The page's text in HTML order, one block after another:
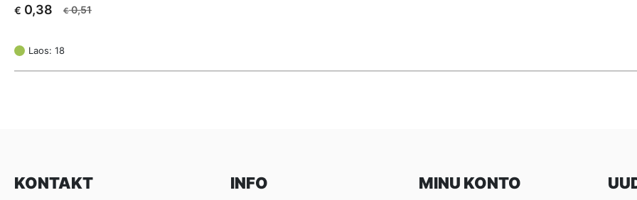
€0,51
Algne
oli:
€ 0,51.
€ 0,38
Current
is:
€ 0,38.
Laos: 18
KONTAKT INFO MINU KONTO